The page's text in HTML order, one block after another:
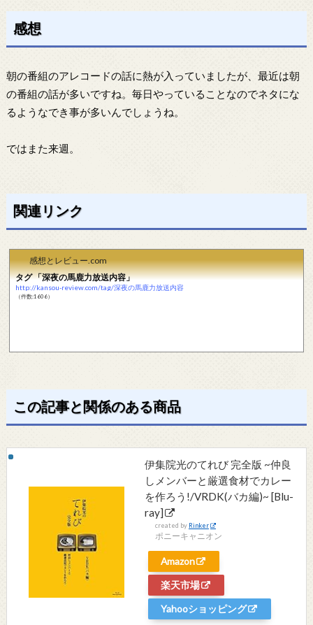
感想
朝の番組のアレコードの話に熱が入っていましたが、最近は朝
の番組の話が多いですね。毎日やっていることなのでネタにな
るようなでき事が多いんでしょうね。
ではまた来週。
関連リンク
感想とレビュー.com
タグ 「深夜の馬鹿力放送内容」
http://kansou-review.com/tag/深夜の馬鹿力放送内容
（件数:1606）
この記事と関係のある商品
伊集院光のてれび 完全版 ~仲良
しメンバーと厳選食材でカレー
を作ろう!/VRDK(バカ編)~ [Blu-
ray]
created by Rinker
ポニーキャニオン
Amazon
楽天市場
Yahooショッピング